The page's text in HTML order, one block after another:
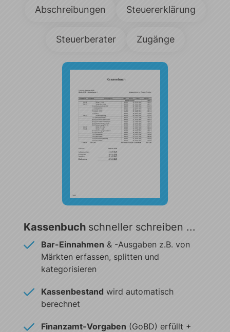
Abschreibungen Steuererklärung
Steuerberater Zugänge
Kassenbuch schneller schreiben ...
Bar-Einnahmen & -Ausgaben z.B. von
Märkten erfassen, splitten und
kategorisieren
Kassenbestand wird automatisch
berechnet
Finanzamt-Vorgaben (GoBD) erfüllt +